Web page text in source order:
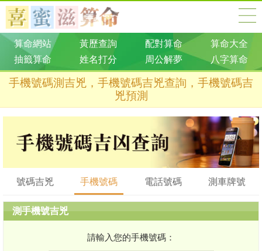
算命網站 黃歷查詢 配對算命
算命大全
抽籤算命
姓名打分 周公解夢 八字算命
手機號碼測吉兇，手機號碼吉兇查詢，手機號碼吉
兇預測
號碼吉兇 手機號碼 電話號碼 測車牌號
測手機號吉兇
請輸入您的手機號碼：